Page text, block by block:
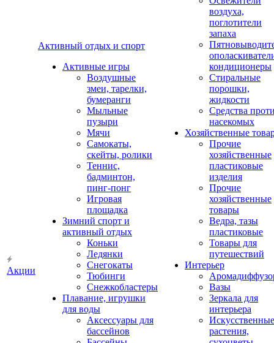
Акции
Активный отдых и спорт
Активные игры
Воздушные
змеи, тарелки,
бумеранги
Мыльные
пузыри
Мячи
Самокаты,
скейты, ролики
Теннис,
бадминтон,
пинг-понг
Игровая
площадка
Зимний спорт и
активный отдых
Коньки
Ледянки
Снегокаты
Тюбинги
Снежкобластеры
Плавание, игрушки
для воды
Аксессуары для
бассейнов
воздуха,
поглотители
запаха
кондиционеры
Стиральные
порошки,
жидкости
Средства
насекомых
Хозяйственные
Прочие
хозяйственные
пластиковые
изделия
Прочие
хозяйственные
товары
Ведра, тазы
пластиковые
Товары для
путешествий
Интерьер
Вазы
Зеркала для
интерьера
Искусственные
растения,